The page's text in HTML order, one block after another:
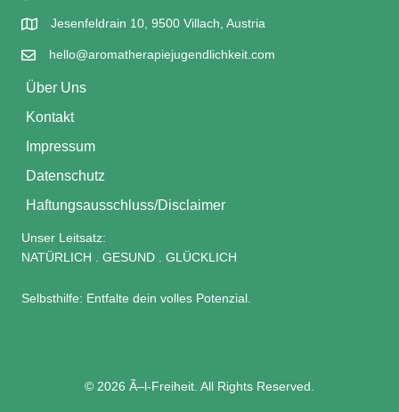
Jesenfeldrain 10, 9500 Villach, Austria
hello@aromatherapiejugendlichkeit.com
Über Uns
Kontakt
Impressum
Datenschutz
Haftungsausschluss/Disclaimer
Unser Leitsatz:
NATÜRLICH . GESUND . GLÜCKLICH
Selbsthilfe: Entfalte dein volles Potenzial.
© 2026 Ã–l-Freiheit. All Rights Reserved.